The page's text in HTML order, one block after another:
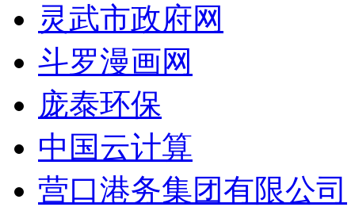
灵武市政府网
斗罗漫画网
庞泰环保
中国云计算
营口港务集团有限公司